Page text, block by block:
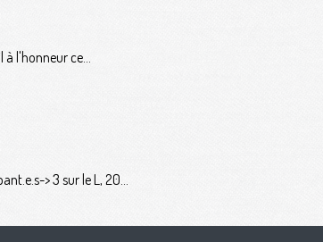
l'honneur ce...
> 3 sur le L, 20...